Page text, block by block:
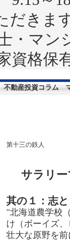
だきま
・マン
資格保
不動産投資コラム
第十三の鉄人
サラリ
其の１：志
"北海道農学校
け（ボーイズ
壮大な原野を